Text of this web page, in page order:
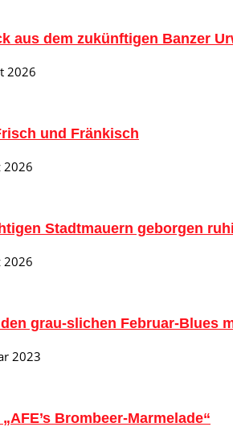
aus dem zukünftigen Banzer
2026
und Fränkisch
2026
Stadtmauern geborgen
2026
grau-slichen Februar-Blues
2023
Brombeer-Marmelade“